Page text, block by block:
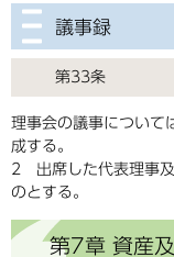
議事録
第33条
理事会の議事について
成する。
2 出席した代表理事及
のとする。
第7章 資産